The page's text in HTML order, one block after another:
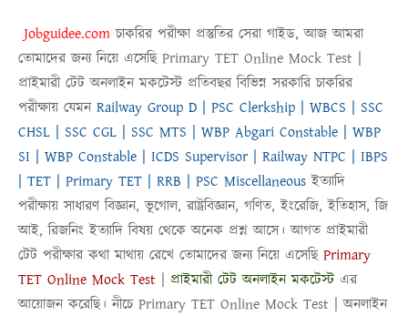
Jobguidee.com চাকরির পরীক্ষা প্রস্তুতির সেরা গাইড, আজ আমরা
তোমাদের জন্য নিয়ে এসেছি Primary TET Online Mock Test |
প্রাইমারী টেট অনলাইন মকটেস্ট প্রতিবছর বিভিন্ন সরকারি চাকরির
পরীক্ষায় যেমন Railway Group D | PSC Clerkship | WBCS | SSC
CHSL | SSC CGL | SSC MTS | WBP Abgari Constable | WBP
SI | WBP Constable | ICDS Supervisor | Railway NTPC | IBPS
| TET | Primary TET | RRB | PSC Miscellaneous ইত্যাদি
পরীক্ষায় সাধারণ বিজ্ঞান, ভূগোল, রাষ্ট্রবিজ্ঞান, গণিত, ইংরেজি, ইতিহাস, জি
আই, রিজনিং ইত্যাদি বিষয় থেকে অনেক প্রশ্ন আসে। আগত প্রাইমারী
টেট পরীক্ষার কথা মাথায় রেখে তোমাদের জন্য নিয়ে এসেছিPrimary
TET Online Mock Test | প্রাইমারী টেট অনলাইন মকটেস্ট এর
আয়োজন করেছি। নীচে Primary TET Online Mock Test |অনলাইন